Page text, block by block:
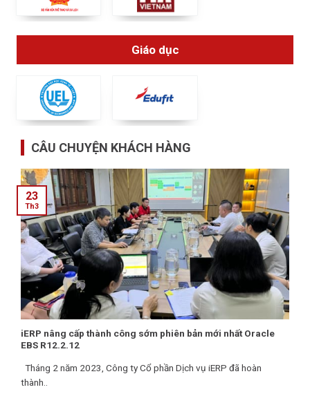
Giáo dục
CÂU CHUYỆN KHÁCH HÀNG
iERP nâng cấp thành công sớm phiên bản mới nhất Oracle
EBS R12.2.12
Tháng 2 năm 2023, Công ty Cổ phần Dịch vụ iERP đã hoàn
thành..
23
Th3